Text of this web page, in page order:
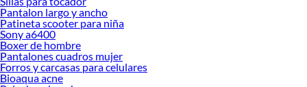
Pantalon largo y ancho
Patineta scooter para niña
Sony a6400
Boxer de hombre
Pantalones cuadros mujer
Forros y carcasas para celulares
Bioaqua acne